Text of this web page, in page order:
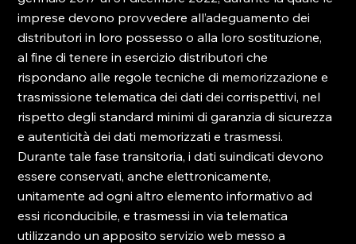
imprese devono provvedere all’adeguamento dei
distributori in loro possesso o alla loro sostituzione,
al fine di tenere in esercizio distributori che
rispondano alle regole tecniche di memorizzazione e
trasmissione telematica dei dati dei corrispettivi, nel
rispetto degli standard minimi di garanzia di sicurezza
e autenticità dei dati memorizzati e trasmessi.
Durante tale fase transitoria, i dati suindicati devono
essere conservati, anche elettronicamente,
unitamente ad ogni altro elemento informativo ad
essi riconducibile, e trasmessi in via telematica
utilizzando un apposito servizio web messo a